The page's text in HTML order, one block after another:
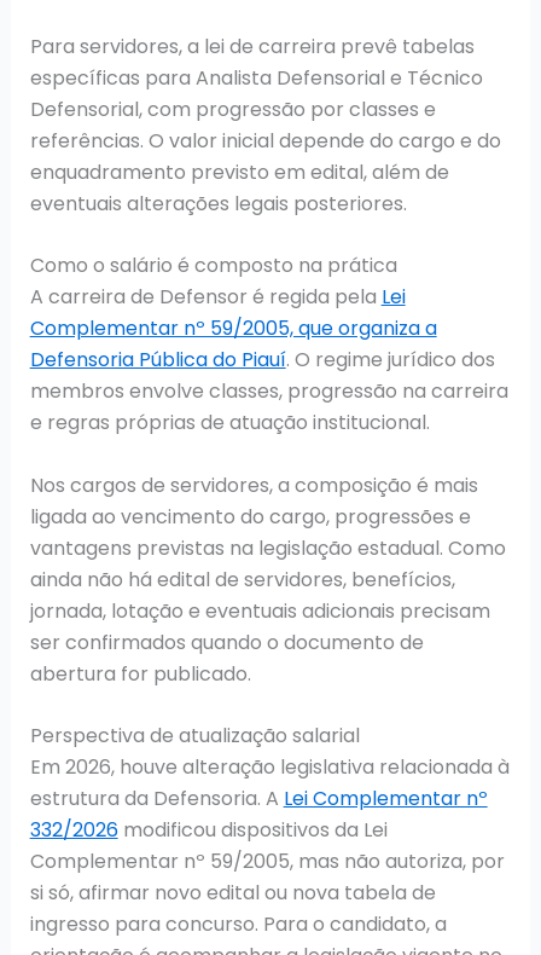
Para servidores, a lei de carreira prevê tabelas
específicas para Analista Defensorial e Técnico
Defensorial, com progressão por classes e
referências. O valor inicial depende do cargo e do
enquadramento previsto em edital, além de
eventuais alterações legais posteriores.
Como o salário é composto na prática
A carreira de Defensor é regida pela Lei
Complementar nº 59/2005, que organiza a
Defensoria Pública do Piauí. O regime jurídico dos
membros envolve classes, progressão na carreira
e regras próprias de atuação institucional.
Nos cargos de servidores, a composição é mais
ligada ao vencimento do cargo, progressões e
vantagens previstas na legislação estadual. Como
ainda não há edital de servidores, benefícios,
jornada, lotação e eventuais adicionais precisam
ser confirmados quando o documento de
abertura for publicado.
Perspectiva de atualização salarial
Em 2026, houve alteração legislativa relacionada à
estrutura da Defensoria. A Lei Complementar nº
332/2026modificou dispositivos da Lei
Complementar nº 59/2005, mas não autoriza, por
si só, afirmar novo edital ou nova tabela de
ingresso para concurso. Para o candidato, a